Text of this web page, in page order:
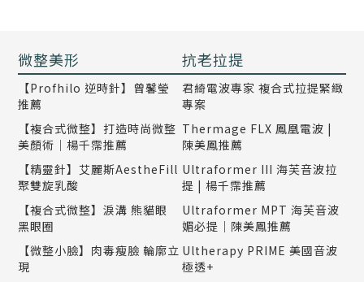
微整美形
【Profhilo 逆時針】曾馨瑩
推薦
【複合式微整】打造時尚微整
美顏術｜楊千霈推薦
【精靈針】艾麗斯AestheFill
聚雙旋乳酸
【複合式微整】淚溝 熊貓眼
黑眼圈
【微整小臉】肉毒瘦臉 輪廓立
現
抗老拉提
君綺電波專家 複合式拉提緊緻
專案
Thermage FLX 鳳凰電波 |
陳美鳳推薦
Ultraformer III 海芙音波拉
提 | 楊千霈推薦
Ultraformer MPT 海芙音波
媚必提｜陳美鳳推薦
Ultherapy PRIME 美國音波
極透+